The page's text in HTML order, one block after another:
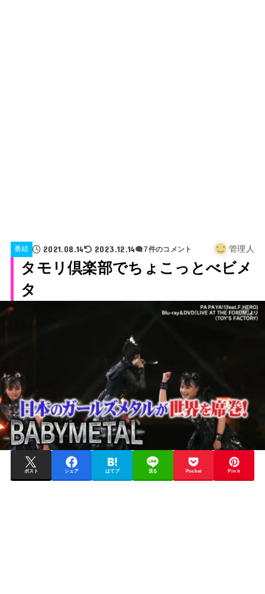
番組 2021.08.14 2023.12.14 7件のコメント 管理人
タモリ倶楽部でちょこっとべビメ
タ
ポスト シェア はてブ 送る Pocket Pin it